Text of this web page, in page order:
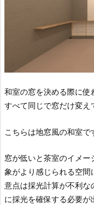
和室の窓を決める際に
すべて同じで窓だけ変え
こちらは地窓風の和室で
窓が低いと茶室のイメ
象がより感じられる空
意点は採光計算が不利な
に採光を確保する必要が